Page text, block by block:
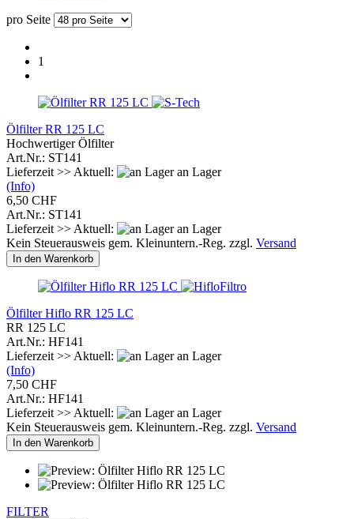
pro Seite
1
Ölfilter RR 125 LC
Hochwertiger Ölfilter
Art.Nr.: ST141
Lieferzeit >> Aktuell:
an Lager
(Info)
6,50 CHF
Art.Nr.: ST141
Lieferzeit >> Aktuell:
an Lager
Kein Steuerausweis gem. Kleinuntern.-Reg. zzgl. Versand
In den Warenkorb
Ölfilter Hiflo RR 125 LC
RR 125 LC
Art.Nr.: HF141
Lieferzeit >> Aktuell:
an Lager
(Info)
7,50 CHF
Art.Nr.: HF141
Lieferzeit >> Aktuell:
an Lager
Kein Steuerausweis gem. Kleinuntern.-Reg. zzgl. Versand
In den Warenkorb
FILTER